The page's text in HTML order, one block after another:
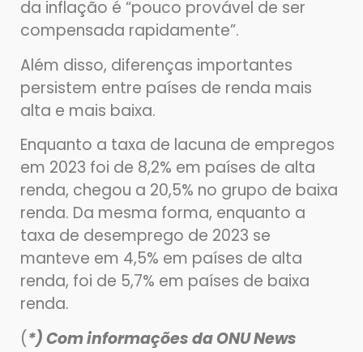
da inflação é “pouco provável de ser
compensada rapidamente”.
Além disso, diferenças importantes
persistem entre países de renda mais
alta e mais baixa.
Enquanto a taxa de lacuna de empregos
em 2023 foi de 8,2% em países de alta
renda, chegou a 20,5% no grupo de baixa
renda. Da mesma forma, enquanto a
taxa de desemprego de 2023 se
manteve em 4,5% em países de alta
renda, foi de 5,7% em países de baixa
renda.
(*) Com informações da ONU News